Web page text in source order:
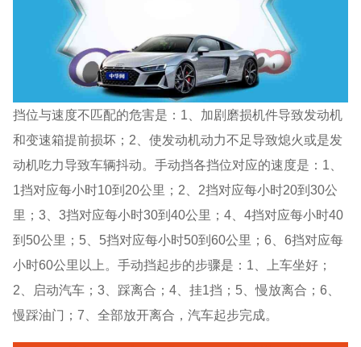
挡位与速度不匹配的危害是：1、加剧磨损机件导致发动机
和变速箱提前损坏；2、使发动机动力不足导致熄火或是发
动机吃力导致车辆抖动。手动挡各挡位对应的速度是：1、
1挡对应每小时10到20公里；2、2挡对应每小时20到30公
里；3、3挡对应每小时30到40公里；4、4挡对应每小时40
到50公里；5、5挡对应每小时50到60公里；6、6挡对应每
小时60公里以上。手动挡起步的步骤是：1、上车坐好；
2、启动汽车；3、踩离合；4、挂1挡；5、慢放离合；6、
慢踩油门；7、全部放开离合，汽车起步完成。